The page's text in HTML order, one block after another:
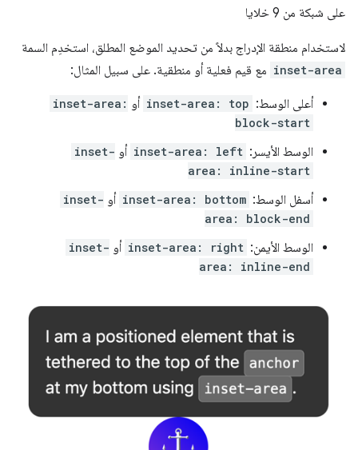
على شبكة من 9 خلايا
لاستخدام منطقة الإدراج بدلاً من تحديد الموضع المطلق، استخدِم السمة
inset-area مع قيم فعلية أو منطقية. على سبيل المثال:
أعلى الوسط: inset-area: top أو inset-area:
block-start
الوسط الأيسر: inset-area: left أو inset-
area: inline-start
أسفل الوسط: inset-area: bottom أو inset-
area: block-end
الوسط الأيمن: inset-area: right أو inset-
area: inline-end